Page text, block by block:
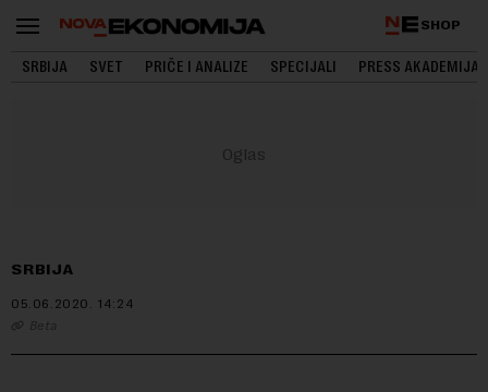
SHOP
SRBIJA SVET PRIČE I ANALIZE SPECIJALI PRESS AKADEMIJA
SRBIJA
05.06.2020. 14:24
Beta